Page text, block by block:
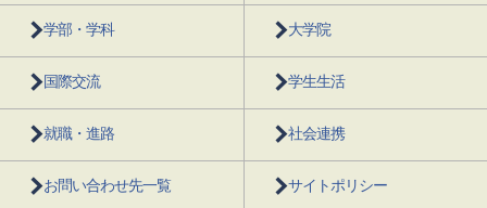
学部・学科 大学院
国際交流 学生生活
就職・進路 社会連携
お問い合わせ先一覧 サイトポリシー